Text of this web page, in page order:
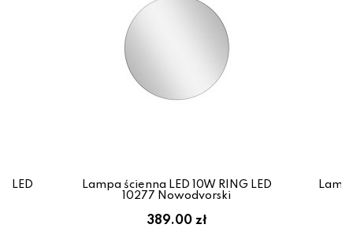
LED
Lampa ścienna LED 10W RING LED
10277 Nowodvorski
389.00 zł